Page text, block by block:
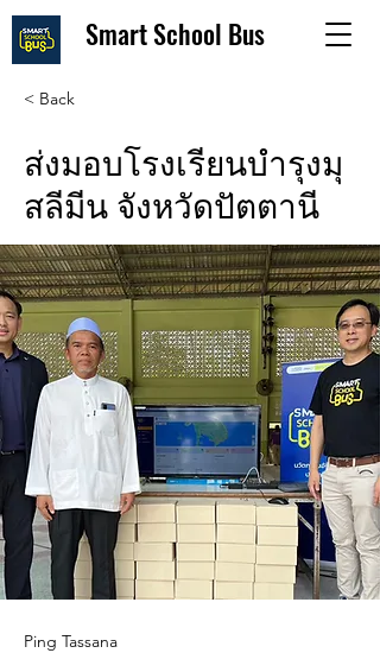
Smart School Bus
< Back
ส่งมอบโรงเรียนบำรุงมุ
สลีมีน จังหวัดปัตตานี
Ping Tassana